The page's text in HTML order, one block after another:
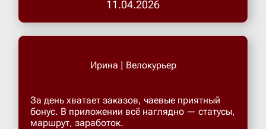
11.04.2026
Ирина | Велокурьер
За день хватает заказов, чаевые приятный
бонус. В приложении всё наглядно — статусы,
маршрут, заработок.